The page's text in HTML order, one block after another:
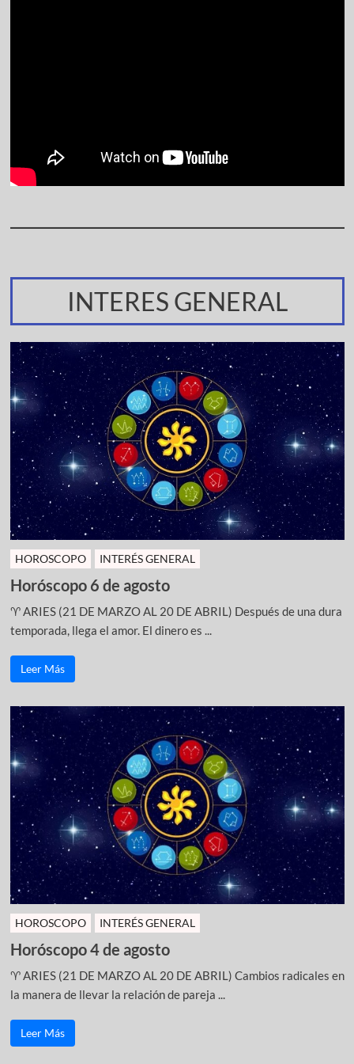
INTERES GENERAL
HOROSCOPO INTERÉS GENERAL
Horóscopo 6 de agosto
♈ ARIES (21 DE MARZO AL 20 DE ABRIL) Después de una dura
temporada, llega el amor. El dinero es ...
Leer Más
HOROSCOPO INTERÉS GENERAL
Horóscopo 4 de agosto
♈ ARIES (21 DE MARZO AL 20 DE ABRIL) Cambios radicales en
la manera de llevar la relación de pareja ...
Leer Más